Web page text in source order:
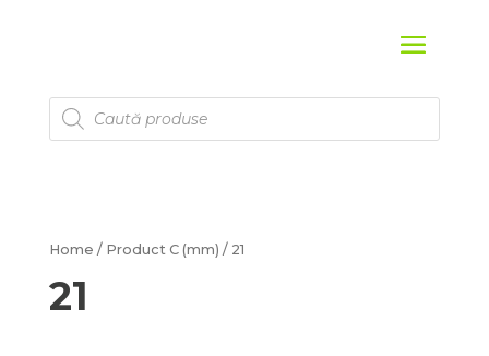
Products
search
Home / Product C (mm) / 21
21